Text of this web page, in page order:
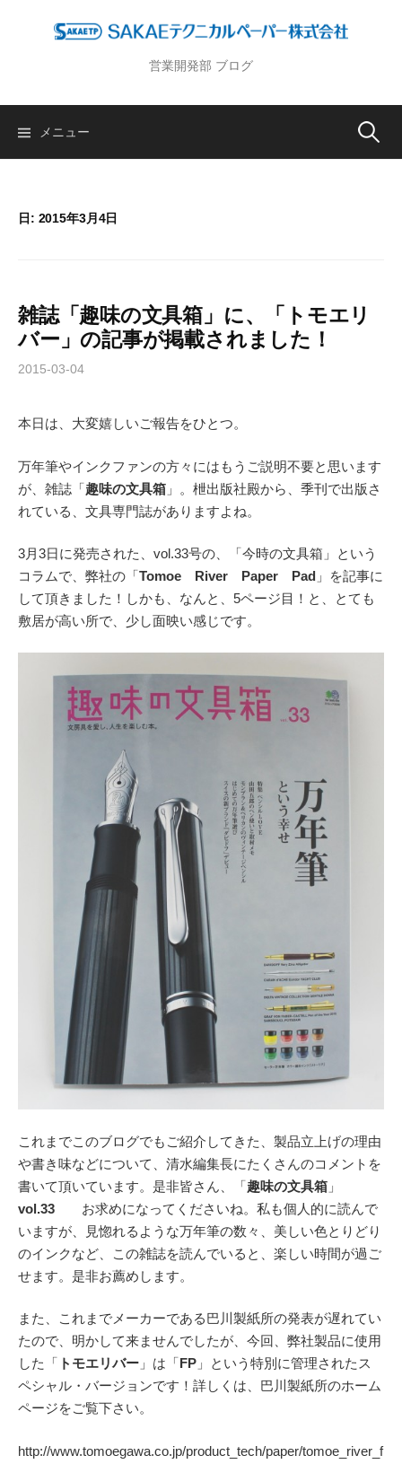
営業開発部 ブログ
メニュー 検
日: 2015年3月4日
雑誌「趣味の文具箱」に、「トモエリ
バー」の記事が掲載されました！
2015-03-04
本日は、大変嬉しいご報告をひとつ。
万年筆やインクファンの方々にはもうご説明不要と思います
が、雑誌「趣味の文具箱 」。枻出版社殿から、季刊で出版さ
れている、文具専門誌がありますよね。
3月3日に発売された、vol.33号の、「今時の文具箱」という
コラムで、弊社の「Tomoe River Paper Pad 」を記事に
して頂きました！しかも、なんと、5ページ目！と、とても
敷居が高い所で、少し面映い感じです。
これまでこのブログでもご紹介してきた、製品立上げの理由
や書き味などについて、清水編集長にたくさんのコメントを
書いて頂いています。是非皆さん、「趣味の文具箱 」
vol.33 お求めになってくださいね。私も個人的に読んで
いますが、見惚れるような万年筆の数々、美しい色とりどり
のインクなど、この雑誌を読んでいると、楽しい時間が過ご
せます。是非お薦めします。
また、これまでメーカーである巴川製紙所の発表が遅れてい
たので、明かして来ませんでしたが、今回、弊社製品に使用
した「 トモエリバー 」は「FP 」という特別に管理されたス
ペシャル・バージョンです！詳しくは、巴川製紙所のホーム
ページをご覧下さい。
http://www.tomoegawa.co.jp/product_tech/paper/tomoe_river_f